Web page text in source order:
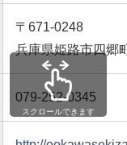
〒671-0248
兵庫県姫路市四郷
079-252-0345
スクロールできます